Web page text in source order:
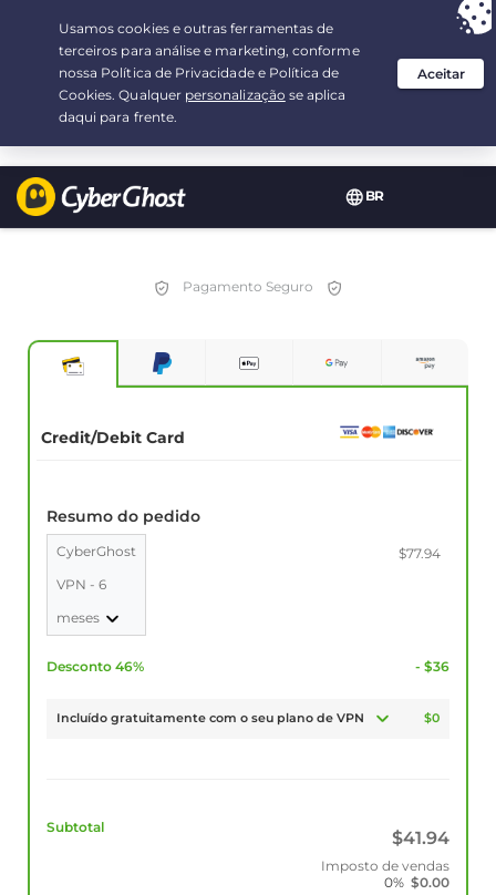
BR
Sua escolha: a melhor ofertapor 2.1666666666667-ano(s) a $
/mês
Pagamento Seguro
Credit/Debit Card
Resumo do pedido
CyberGhost
VPN - 6
meses
$77.94
Desconto 46% - $36
Incluído gratuitamente com o seu plano de VPN $0
Subtotal
$41.94
Imposto de vendas
0% $0.00